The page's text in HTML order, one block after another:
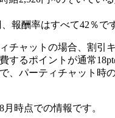
報酬率はすべて42％で
チャットの場合、割引
するポイントが通常
、パーティチャット時
時点での情報です。